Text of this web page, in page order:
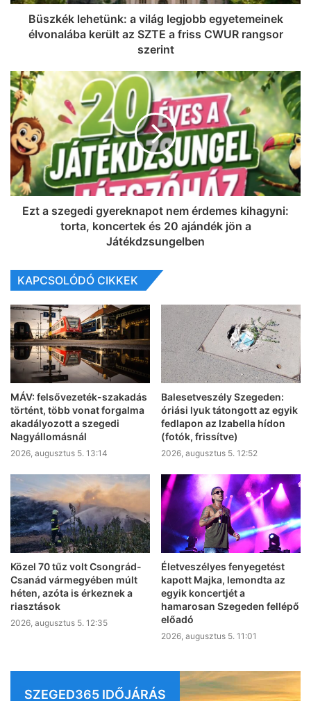
Büszkék lehetünk: a világ legjobb egyetemeinek
élvonalába került az SZTE a friss CWUR rangsor
szerint
Ezt a szegedi gyereknapot nem érdemes kihagyni:
torta, koncertek és 20 ajándék jön a
Játékdzsungelben
KAPCSOLÓDÓ CIKKEK
MÁV: felsővezeték-szakadás
történt, több vonat forgalma
akadályozott a szegedi
Nagyállomásnál
2026, augusztus 5. 13:14
Balesetveszély Szegeden:
óriási lyuk tátongott az egyik
fedlapon az Izabella hídon
(fotók, frissítve)
2026, augusztus 5. 12:52
Közel 70 tűz volt Csongrád-
Csanád vármegyében múlt
héten, azóta is érkeznek a
riasztások
2026, augusztus 5. 12:35
Életveszélyes fenyegetést
kapott Majka, lemondta az
egyik koncertjét a
hamarosan Szegeden fellépő
előadó
2026, augusztus 5. 11:01
SZEGED365 IDŐJÁRÁS